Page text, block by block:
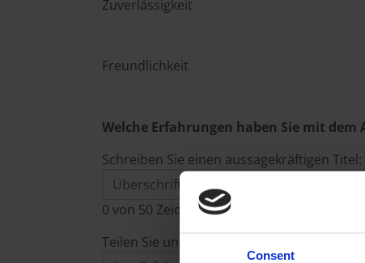
Consent
Zuverlässigkeit
Freundlichkeit
Welche Erfahrungen haben Sie mit dem
Schreiben Sie einen aussagekräftigen
0 von 50 Zeichen.
Teilen Sie uns Ihre Erfahrungen mit, z. B.